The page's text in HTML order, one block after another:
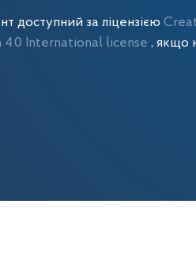
доступний за ліцензією
International license , якщо